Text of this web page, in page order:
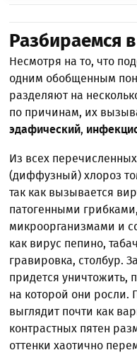
Разбираемся
Несмотря на то, что
одним обобщенным
разделяют на
по причинам, их
эдафический,
Из всех
(диффузный) хлороз
так как вызывается
патогенными
микроорганизмами и
как вирус пепино,
гравировка, столбур.
придется уничтожить,
на которой они росли.
выглядит почти как
контрастных пятен
оттенки хаотично